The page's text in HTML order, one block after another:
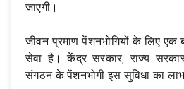
जाएगी।
जीवन प्रमाण पेंशनभोगियों के लिए एक
सेवा है। केंद्र सरकार, राज्य
संगठन के पेंशनभोगी इस सुविधा का